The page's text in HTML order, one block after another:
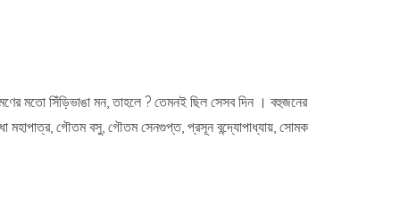
মতো সিঁড়িভাঙা মন, তাহলে ? তেমনই ছিল সেসব দিন । বহুজনের
মহাপাত্র, গৌতম বসু, গৌতম সেনগুপ্ত, প্রসূন বন্দ্যোপাধ্যায়, সোমক